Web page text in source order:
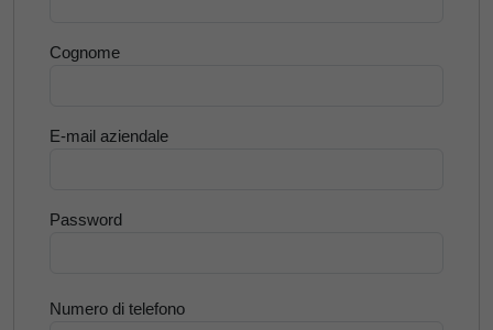
Cognome
E-mail aziendale
Password
Numero di telefono